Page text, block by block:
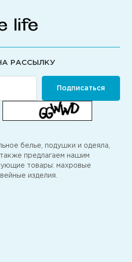
РАССЫЛКУ
Подписаться
белье, подушки и одеяла,
предлагаем нашим
товары: махровые
изделия.